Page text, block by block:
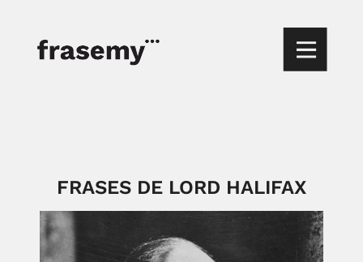
FRASES DE LORD HALIFAX